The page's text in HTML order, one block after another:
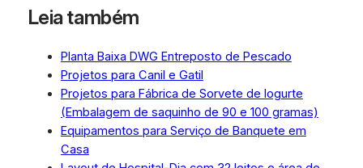
Leia também
Planta Baixa DWG Entreposto de Pescado
Projetos para Canil e Gatil
Projetos para Fábrica de Sorvete de Iogurte
(Embalagem de saquinho de 90 e 100 gramas)
Equipamentos para Serviço de Banquete em
Casa